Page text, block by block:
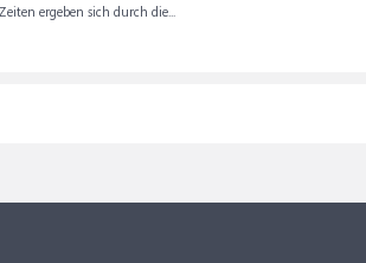
ergeben sich durch die...